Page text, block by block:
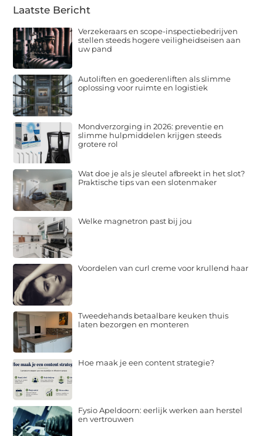
Laatste Bericht
Verzekeraars en scope-inspectiebedrijven
stellen steeds hogere veiligheidseisen aan
uw pand
Autoliften en goederenliften als slimme
oplossing voor ruimte en logistiek
Mondverzorging in 2026: preventie en
slimme hulpmiddelen krijgen steeds
grotere rol
Wat doe je als je sleutel afbreekt in het slot?
Praktische tips van een slotenmaker
Welke magnetron past bij jou
Voordelen van curl creme voor krullend haar
Tweedehands betaalbare keuken thuis
laten bezorgen en monteren
Hoe maak je een content strategie?
Fysio Apeldoorn: eerlijk werken aan herstel
en vertrouwen